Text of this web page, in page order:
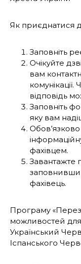
Як приєднатися
Заповніть
Очікуйте
вам
комунікації.
відповідь
Заповніть
яку вам
фахівцем.
Завантажте
заповнивши
фахівець.
Програму
можливостей для
Український
Іспанського